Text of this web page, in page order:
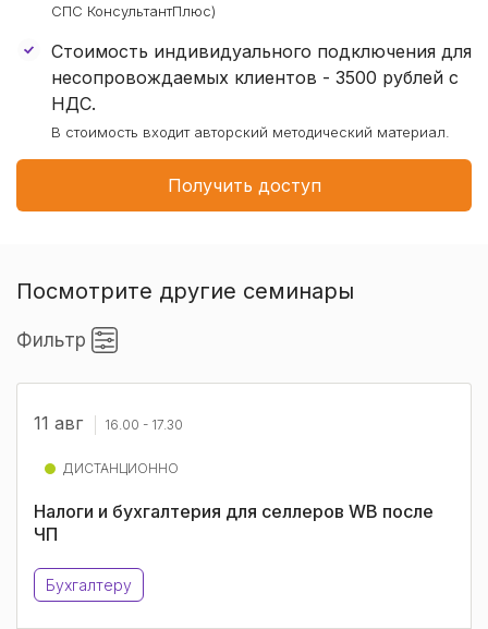
СПС КонсультантПлюс)
Стоимость индивидуального подключения для
несопровождаемых клиентов - 3500 рублей с
НДС.
В стоимость входит авторский методический материал.
Получить доступ
Посмотрите другие семинары
Фильтр
11 авг 16.00 - 17.30
ДИСТАНЦИОННО
Налоги и бухгалтерия для селлеров WB после
ЧП
Бухгалтеру